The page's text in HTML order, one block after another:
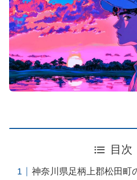
目次
神奈川県足柄上郡松田町